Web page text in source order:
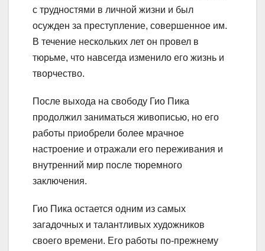
с трудностями в личной жизни и был
осужден за преступление, совершенное им.
В течение нескольких лет он провел в
тюрьме, что навсегда изменило его жизнь и
творчество.
После выхода на свободу Гио Пика
продолжил заниматься живописью, но его
работы приобрели более мрачное
настроение и отражали его переживания и
внутренний мир после тюремного
заключения.
Гио Пика остается одним из самых
загадочных и талантливых художников
своего времени. Его работы по-прежнему